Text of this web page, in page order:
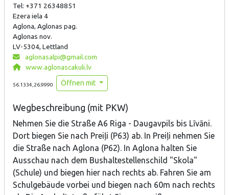
Tel: +371 26348851
Ezera iela 4
Aglona, Aglonas pag.
Aglonas nov.
LV-5304, Lettland
aglonasalpi@gmail.com
www.aglonascakuli.lv
56.1334,26.9990 Öffnen mit
Wegbeschreibung (mit PKW)
Nehmen Sie die Straße A6 Riga - Daugavpils bis Līvāni.
Dort biegen Sie nach Preiļi (P63) ab. In Preiļi nehmen Sie
die Straße nach Aglona (P62). In Aglona halten Sie
Ausschau nach dem Bushaltestellenschild "Skola"
(Schule) und biegen hier nach rechts ab. Fahren Sie am
Schulgebäude vorbei und biegen nach 60m nach rechts